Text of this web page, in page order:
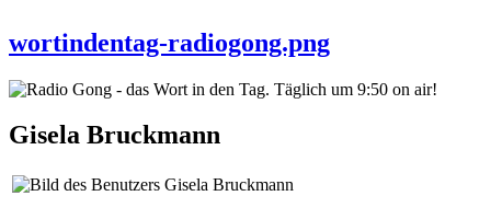
wortindentag-radiogong.png
Gisela Bruckmann